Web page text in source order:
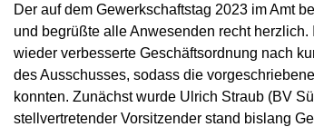
Der auf dem Gewerkschaftstag 2023 im Amt
und begrüßte alle Anwesenden recht
wieder verbesserte Geschäftsordnung nach
des Ausschusses, sodass die
konnten. Zunächst wurde Ulrich Straub (BV
stellvertretender Vorsitzender stand bislang